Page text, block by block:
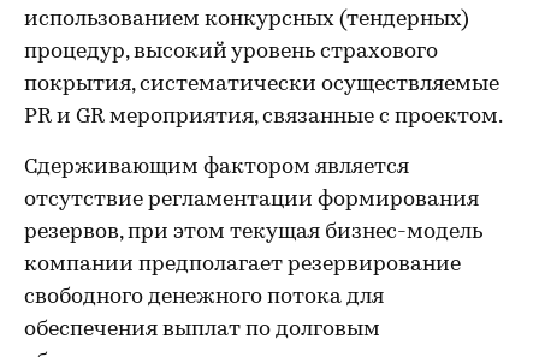
использованием конкурсных (тендерных)
процедур, высокий уровень страхового
покрытия, систематически осуществляемые
PR и GR мероприятия, связанные с проектом.
Сдерживающим фактором является
отсутствие регламентации формирования
резервов, при этом текущая бизнес-модель
компании предполагает резервирование
свободного денежного потока для
обеспечения выплат по долговым